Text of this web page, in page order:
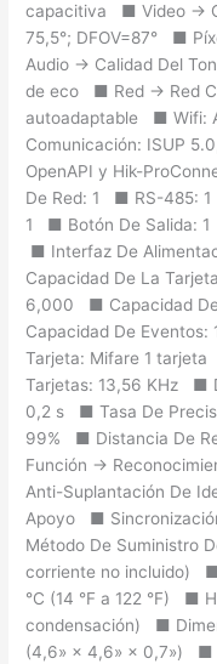
capacitiva ■ Video ->
75,5°; DFOV=87° ■
Audio -> Calidad Del
de eco ■ Red -> Red
autoadaptable ■ Wifi:
Comunicación: ISUP
OpenAPI y Hik-
De Red: 1 ■ RS-485:
1 ■ Botón De Salida:
■ Interfaz De
Capacidad De La
6,000 ■ Capacidad
Capacidad De
Tarjeta: Mifare 1
Tarjetas: 13,56 KHz ■
0,2 s ■ Tasa De
99% ■ Distancia De
Función ->
Anti-Suplantación De
Apoyo ■
Método De Suministro
corriente no incluido) ■
°C (14 °F a 122 °F) ■
condensación) ■
(4,6» × 4,6» × 0,7») ■